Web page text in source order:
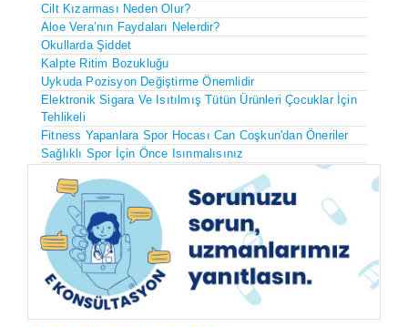
Cilt Kızarması Neden Olur?
Aloe Vera’nın Faydaları Nelerdir?
Okullarda Şiddet
Kalpte Ritim Bozukluğu
Uykuda Pozisyon Değiştirme Önemlidir
Elektronik Sigara Ve Isıtılmış Tütün Ürünleri Çocuklar İçin
Tehlikeli
Fitness Yapanlara Spor Hocası Can Coşkun'dan Öneriler
Sağlıklı Spor İçin Önce Isınmalısınız